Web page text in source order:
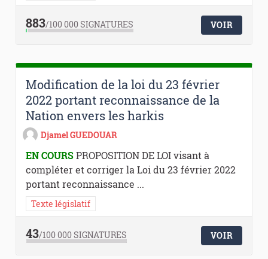
883/100 000SIGNATURES VOIR
Modification de la loi du 23 février
2022 portant reconnaissance de la
Nation envers les harkis
Djamel GUEDOUAR
EN COURSPROPOSITION DE LOI visant à
compléter et corriger la Loi du 23 février 2022
portant reconnaissance ...
Texte législatif
43/100 000SIGNATURES VOIR